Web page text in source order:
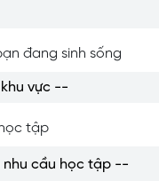
muốn nhà có … không?
anh/chị có cần
anh/chị có nhà đất
đang sinh sống
tập